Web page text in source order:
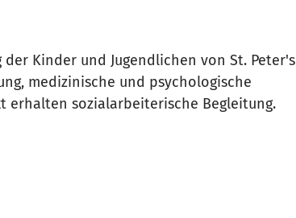
Kinder und Jugendlichen von St. Peter's
medizinische und psychologische
erhalten sozialarbeiterische Begleitung.